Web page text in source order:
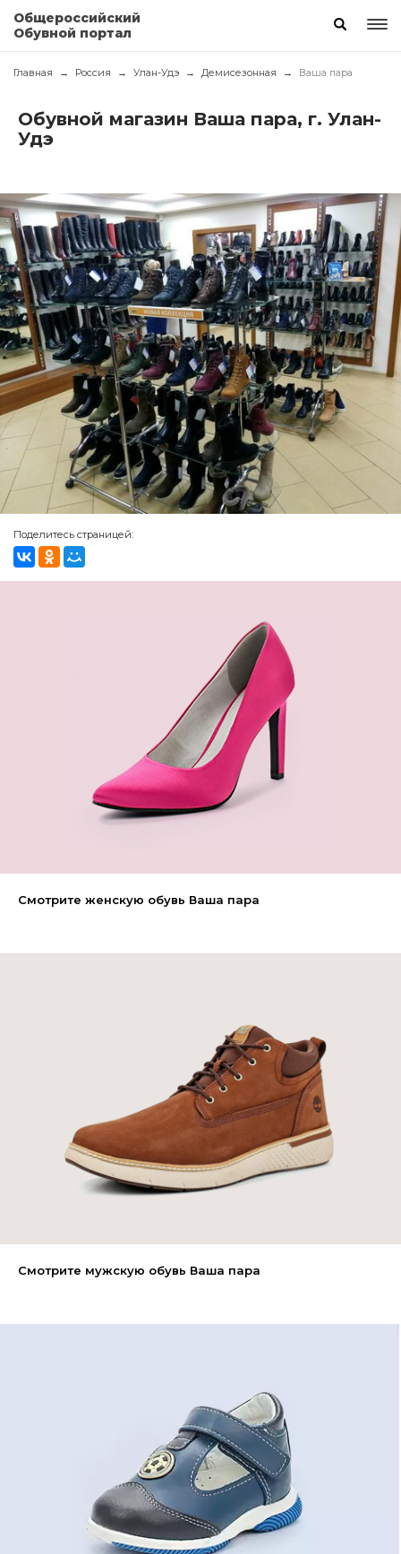
Общероссийский
Обувной портал
Главная Россия Улан-Удэ Демисезонная Ваша пара
Обувной магазин Ваша пара, г. Улан-
Удэ
Поделитесь страницей:
Смотрите женскую обувь Ваша пара
Смотрите мужскую обувь Ваша пара